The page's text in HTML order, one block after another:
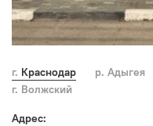
г. Краснодар р. Адыгея
г. Волжский
Адрес: